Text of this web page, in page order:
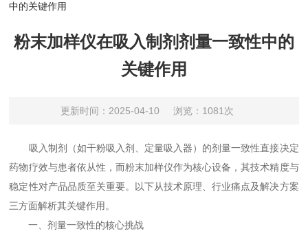
中的关键作用
粉末加样仪在吸入制剂剂量一致性中的
关键作用
更新时间：2025-04-10 浏览：1081次
吸入制剂（如干粉吸入剂、定量吸入器）的剂量一致性直接决定
药物疗效与患者依从性，而粉末加样仪作为核心设备，其技术精度与
稳定性对产品品质至关重要。以下从技术原理、行业痛点及解决方案
三方面解析其关键作用。
一、剂量一致性的核心挑战